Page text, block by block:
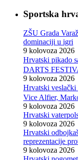
Sportska
ZŠU Grada
dominaciji u igri
9 kolovoza 2026
Hrvatski pikado
DARTS
9 kolovoza 2026
Hrvatski veslački
Vice Alfier,
9 kolovoza 2026
Hrvatski
9 kolovoza 2026
Hrvatski
reprezentacije
9 kolovoza 2026